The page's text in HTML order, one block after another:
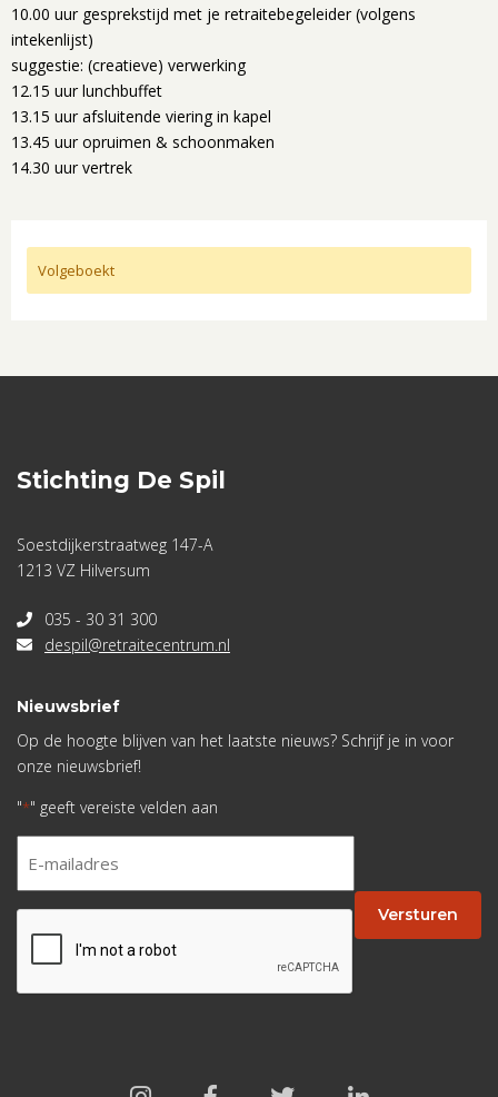
10.00 uur gesprekstijd met je retraitebegeleider (volgens
intekenlijst)
suggestie: (creatieve) verwerking
12.15 uur lunchbuffet
13.15 uur afsluitende viering in kapel
13.45 uur opruimen & schoonmaken
14.30 uur vertrek
Volgeboekt
Stichting De Spil
Soestdijkerstraatweg 147-A
1213 VZ Hilversum
035 - 30 31 300
despil@retraitecentrum.nl
Nieuwsbrief
Op de hoogte blijven van het laatste nieuws? Schrijf je in voor
onze nieuwsbrief!
"*" geeft vereiste velden aan
* Versturen